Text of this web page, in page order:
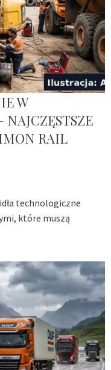
W
RAIL
technologiczne
które muszą